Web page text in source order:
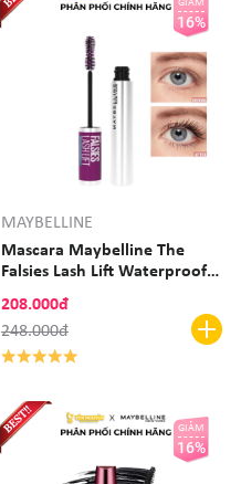
GIẢM
16%
MAYBELLINE
Mascara Maybelline The
Falsies Lash Lift Waterproof -
208.000đ
248.000đ
GIẢM
16%